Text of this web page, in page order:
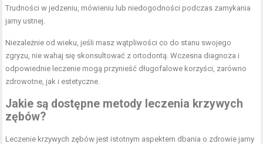
Trudności w jedzeniu, mówieniu lub niedogodności podczas zamykania
jamy ustnej.
Niezależnie od wieku, jeśli masz wątpliwości co do stanu swojego
zgryzu, nie wahaj się skonsultować z ortodontą. Wczesna diagnoza i
odpowiednie leczenie mogą przynieść długofalowe korzyści, zarówno
zdrowotne, jak i estetyczne.
Jakie są dostępne metody leczenia krzywych
zębów?
Leczenie krzywych zębów jest istotnym aspektem dbania o zdrowie jamy